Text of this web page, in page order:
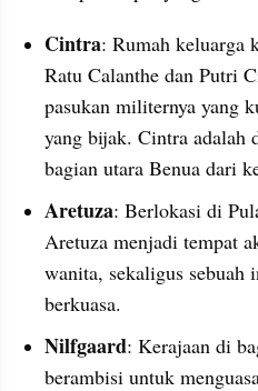
Cintra: Rumah keluarga
Ratu Calanthe dan Putri
pasukan militernya yang
yang bijak. Cintra adalah
bagian utara Benua dari
Aretuza: Berlokasi di
Aretuza menjadi tempat
wanita, sekaligus sebuah
berkuasa.
Nilfgaard: Kerajaan di
berambisi untuk